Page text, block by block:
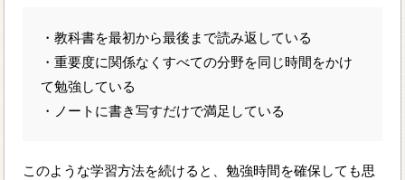
・教科書を最初から最後まで読み返している
・重要度に関係なくすべての分野を同じ時間をかけ
て勉強している
・ノートに書き写すだけで満足している
このような学習方法を続けると、勉強時間を確保しても思